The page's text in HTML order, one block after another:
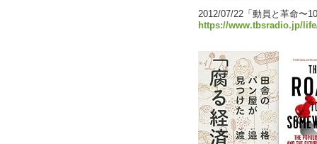
2012/07/22「動員と革命〜
https://www.tbsradio.jp/